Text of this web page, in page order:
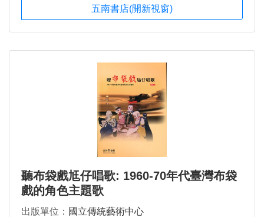
五南書店(開新視窗)
聽布袋戲尪仔唱歌: 1960-70年代臺灣布袋
戲的角色主題歌
出版單位： 國立傳統藝術中心